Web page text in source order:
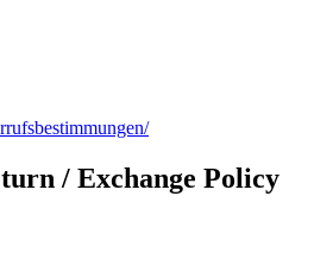
/ Exchange Policy